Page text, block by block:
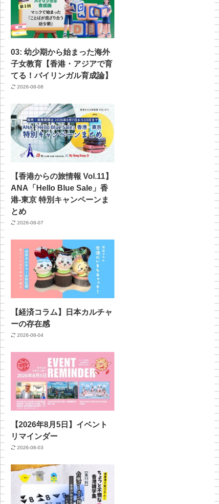
03: 幼少期から始まった海外
子女教育【香港・アジアで育
てる！バイリンガル育成論】
2026-08-08
【香港からの旅情報 Vol.11】
ANA「Hello Blue Sale」香
港‐東京 特別キャンペーンま
とめ
2026-08-07
【経済コラム】日本カルチャ
ーの存在感
2026-08-04
【2026年8月5日】イベント
リマインダー
2026-08-03